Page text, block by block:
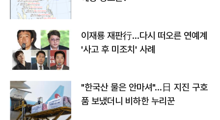
이재룡 재판行…다시 떠오른 연예계
'사고 후 미조치' 사례
"한국산 물은 안마셔"…日 지진 구호
품 보냈더니 비하한 누리꾼